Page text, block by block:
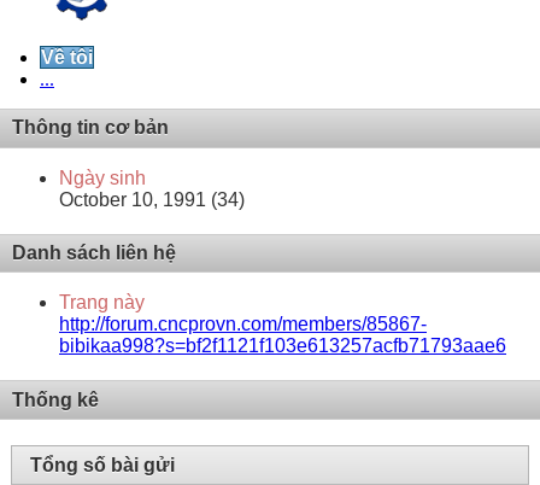
Về tôi
...
Thông tin cơ bản
Ngày sinh
October 10, 1991 (34)
Danh sách liên hệ
Trang này
http://forum.cncprovn.com/members/85867-
bibikaa998?s=bf2f1121f103e613257acfb71793aae6
Thống kê
Tổng số bài gửi